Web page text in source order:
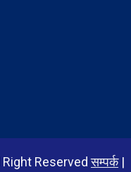
Right Reservedसम्पर्क|